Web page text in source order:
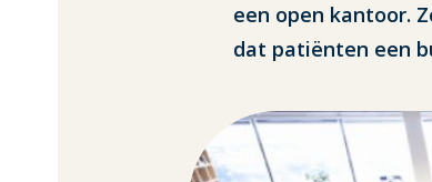
een open kantoor.
dat patiënten een